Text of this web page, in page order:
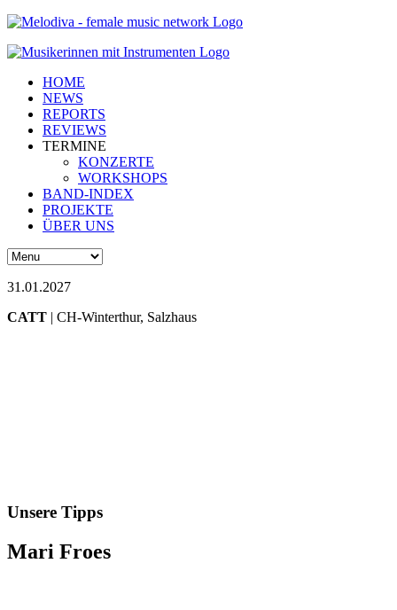
HOME
NEWS
REPORTS
REVIEWS
TERMINE
KONZERTE
WORKSHOPS
BAND-INDEX
PROJEKTE
ÜBER UNS
31.01.2027
CATT | CH-Winterthur, Salzhaus
Unsere Tipps
Mari Froes